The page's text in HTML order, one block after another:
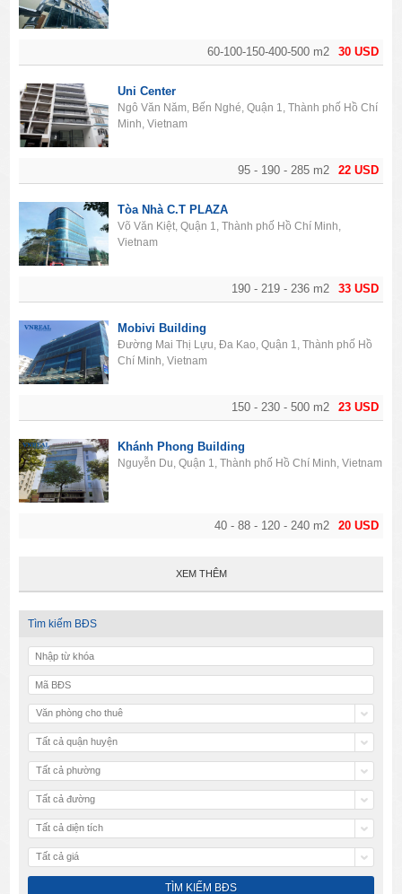
30 USD
60-100-150-400-500 m2
22 USD
95 - 190 - 285 m2
Uni Center
Ngô Văn Năm, Bến Nghé, Quận 1, Thành phố Hồ Chí
Minh, Vietnam
33 USD
190 - 219 - 236 m2
Tòa Nhà C.T PLAZA
Võ Văn Kiệt, Quận 1, Thành phố Hồ Chí Minh,
Vietnam
23 USD
150 - 230 - 500 m2
Mobivi Building
Đường Mai Thị Lựu, Đa Kao, Quận 1, Thành phố Hồ
Chí Minh, Vietnam
20 USD
40 - 88 - 120 - 240 m2
Khánh Phong Building
Nguyễn Du, Quận 1, Thành phố Hồ Chí Minh, Vietnam
XEM THÊM
Tìm kiếm BĐS
Văn phòng cho thuê
Tất cả quận huyện
Tất cả phường
Tất cả đường
Tất cả diện tích
Tất cả giá